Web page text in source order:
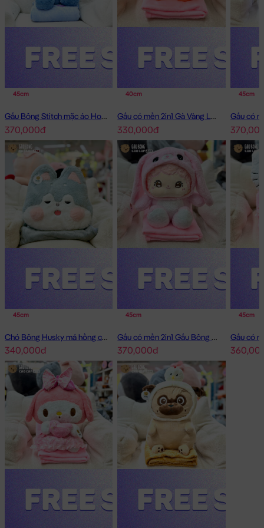
45cm
Gấu Bông Stitch mặc áo Hoodie Jean có mền 2in1
370,000đ
40cm
Gấu có mền 2in1 Gà Vàng Lông Smooth
330,000đ
45cm
45cm
Chó Bông Husky má hồng có mền 2in1
340,000đ
45cm
Gấu có mền 2in1 Gấu Bông Little Boy
370,000đ
45cm